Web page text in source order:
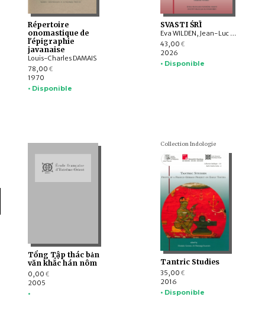
Répertoire
onomastique de
l'épigraphie
javanaise
Louis-Charles DAMAIS
78,00 €
1970
• Disponible
SVASTI ŚRĪ
Eva WILDEN, Jean-Luc CHEVILLARD, Valérie GILLET, Charlotte SCHMID, Emmanuel FRANCIS-GONZE, Dominic GOODALL, T. RAJESWARI, Indra MANUEL, G. VIJAYAVENUGOPAL, Bharati RAMAN, Y. SUBBARAYALU, Withney COX, Leslie C. ORR, Appasamy MURUGAIYAN, C. Ve SHANMUGAM
43,00 €
2026
• Disponible
Tổng Tập thác ba̓n
văn khắc hán nôm
0,00 €
2005
•
Collection Indologie
Tantric Studies
35,00 €
2016
• Disponible